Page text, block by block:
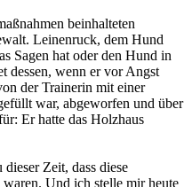
beinhalteten
Leinenruck, dem Hund
Sagen hat oder den Hund in
dessen, wenn er vor Angst
der Trainerin mit einer
war, abgeworfen und über
Er hatte das Holzhaus
Zeit, dass diese
Und ich stelle mir heute